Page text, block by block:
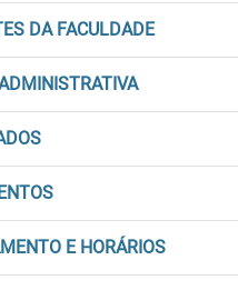
DA FACULDADE
E HORÁRIOS